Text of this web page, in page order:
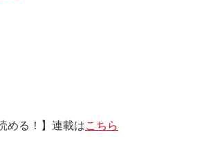
める！】連載はこちら